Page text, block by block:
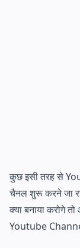
कुछ इसी तरह से
चैनल शुरू करने जा
क्या बनाया करोगे
Youtube